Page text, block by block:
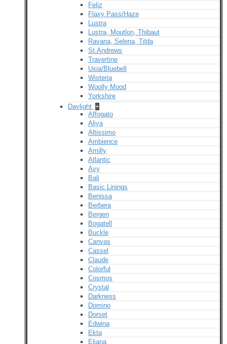
Feliz
Flaxy Pass/Haze
Lustra
Lustra, Moutlon, Thibaut
Ravana, Selena, Tilda
St.Andrews
Travertine
Uxia/Bluebell
Wisteria
Woolly Mood
Yorkshire
Daylight +
Affogato
Aliya
Altissimo
Ambience
Amilly
Atlantic
Avy
Bali
Basic Linings
Benissa
Berbera
Bergen
Bogatell
Buckle
Canvas
Cassel
Claude
Colorful
Cosmos
Crystal
Darkness
Domino
Dorset
Edwina
Ekta
Eliana